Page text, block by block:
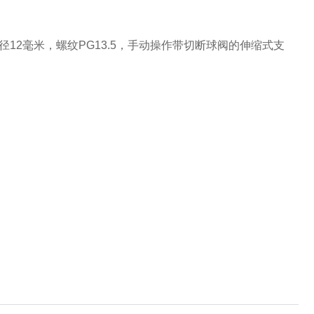
毫米，螺纹PG13.5，手动操作带切断球阀的伸缩式支